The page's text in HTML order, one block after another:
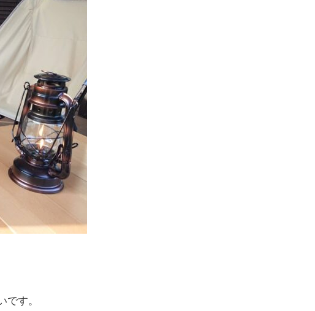
す。